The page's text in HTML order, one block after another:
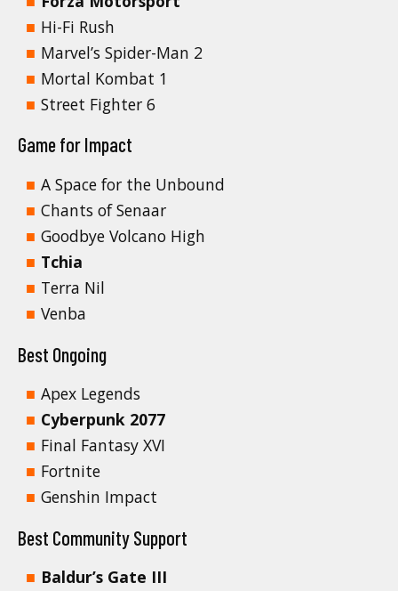
Hi-Fi Rush
Marvel’s Spider-Man 2
Mortal Kombat 1
Street Fighter 6
Game for Impact
A Space for the Unbound
Chants of Senaar
Goodbye Volcano High
Tchia
Terra Nil
Venba
Best Ongoing
Apex Legends
Cyberpunk 2077
Final Fantasy XVI
Fortnite
Genshin Impact
Best Community Support
Baldur’s Gate III